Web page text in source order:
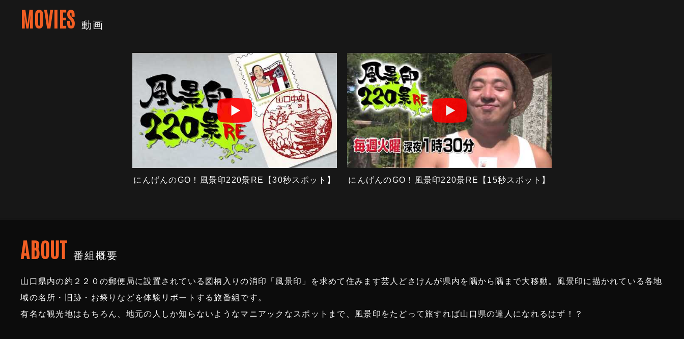
MOVIES 動画
にんげんのGO！風景印220景RE【30秒スポット】 にんげんのGO！風景印220景RE【15秒スポット】
ABOUT 番組概要
山口県内の約２２０の郵便局に設置されている図柄入りの消印「風景印」を求めて住みます芸人どさけんが県内を隅から隅まで大移動。風景印に描かれている各地
域の名所・旧跡・お祭りなどを体験リポートする旅番組です。
有名な観光地はもちろん、地元の人しか知らないようなマニアックなスポットまで、風景印をたどって旅すれば山口県の達人になれるはず！？